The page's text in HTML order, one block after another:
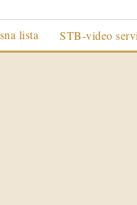
lista STB-video